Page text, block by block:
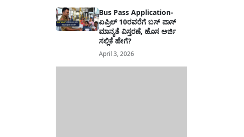
Bus Pass Application-
ಏಪ್ರಿಲ್ 10ರವರೆಗೆ ಬಸ್ ಪಾಸ್
ಮಾನ್ಯತೆ ವಿಸ್ತರಣೆ, ಹೊಸ ಅರ್ಜಿ
ಸಲ್ಲಿಕೆ ಹೇಗೆ?
April 3, 2026